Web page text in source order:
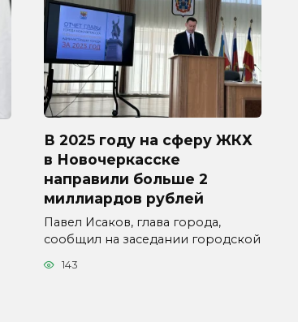
В 2025 году на сферу ЖКХ
в Новочеркасске
направили больше 2
миллиардов рублей
Павел Исаков, глава города,
сообщил на заседании городской
143